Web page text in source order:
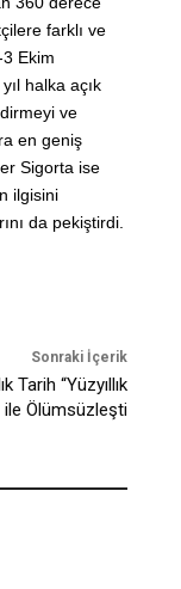
farklı ve
Ekim
halka açık
ve
en geniş
Sigorta ise
ilgisini
da pekiştirdi.
Sonraki İçerik
Tarih “Yüzyıllık
ile Ölümsüzleşti